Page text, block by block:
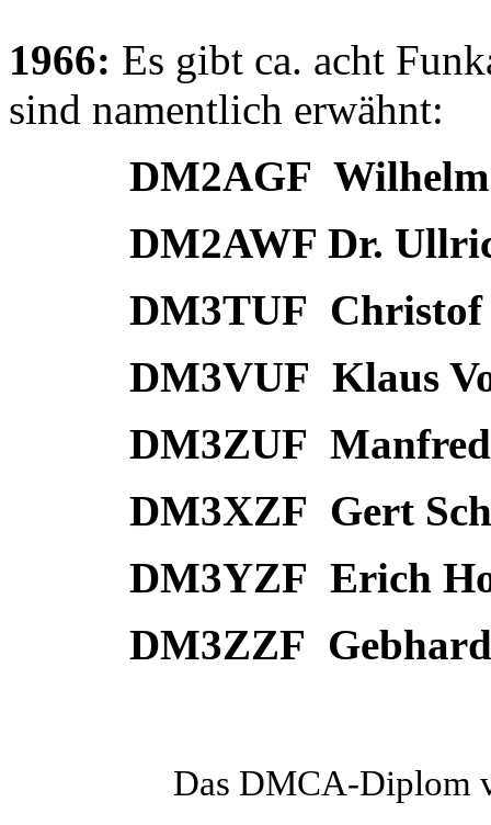
1966: Es gibt ca. acht
sind namentlich erwähnt:
DM2AGF Wilhelm
DM2AWF Dr.
DM3TUF Christof
DM3VUF Klaus
DM3ZUF Manfred
DM3XZF Gert
DM3YZF Erich
DM3ZZF Gebhard
Das DMCA-Diplom